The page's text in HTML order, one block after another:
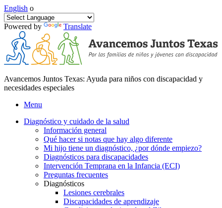
English o
Powered by Translate
Avancemos Juntos Texas: Ayuda para niños con discapacidad y
necesidades especiales
Menu
Diagnóstico y cuidado de la salud
Información general
Qué hacer si notas que hay algo diferente
Mi hijo tiene un diagnóstico, ¿por dónde empiezo?
Diagnósticos para discapacidades
Intervención Temprana en la Infancia (ECI)
Preguntas frecuentes
Diagnósticos
Lesiones cerebrales
Discapacidades de aprendizaje